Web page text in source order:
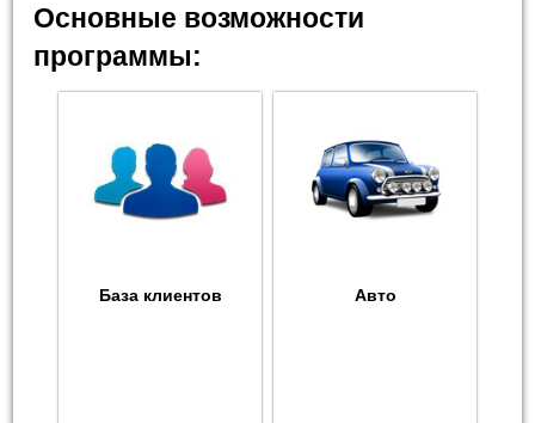
Основные возможности
программы:
База клиентов Авто